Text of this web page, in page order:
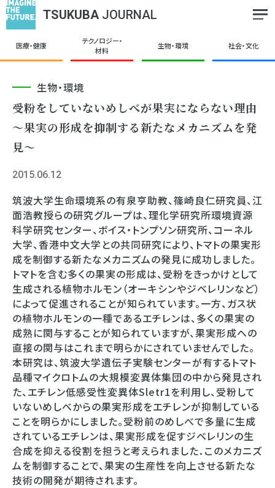
TSUKUBA JOURNAL
医療・健康
テクノロジー・
材料
生物・環境 社会・文化
生物・環境
受粉をしていないめしべが果実にならない理由
～果実の形成を抑制する新たなメカニズムを発
見～
2015.06.12
筑波大学生命環境系の有泉亨助教、篠崎良仁研究員、江
面浩教授らの研究グループは、理化学研究所環境資源
科学研究センター、ボイス・トンプソン研究所、コーネル
大学、香港中文大学との共同研究により、トマトの果実形
成を制御する新たなメカニズムの発見に成功しました。
トマトを含む多くの果実の形成は、受粉をきっかけとして
生成される植物ホルモン（オーキシンやジベレリンなど）
によって促進されることが知られています。一方、ガス状
の植物ホルモンの一種であるエチレンは、多くの果実の
成熟に関与することが知られていますが、果実形成への
直接の関与はこれまで明らかにされていませんでした。
本研究は、筑波大学遺伝子実験センターが有するトマト
品種マイクロトムの大規模変異体集団の中から発見され
た、エチレン低感受性変異体Sletr1を利用し、受粉して
いないめしべからの果実形成をエチレンが抑制している
ことを明らかにしました。受粉前のめしべで多量に生成
されているエチレンは、果実形成を促すジベレリンの生
合成を抑える役割を担うと考えられました．このメカニズ
ムを制御することで、果実の生産性を向上させる新たな
技術の開発が期待されます。